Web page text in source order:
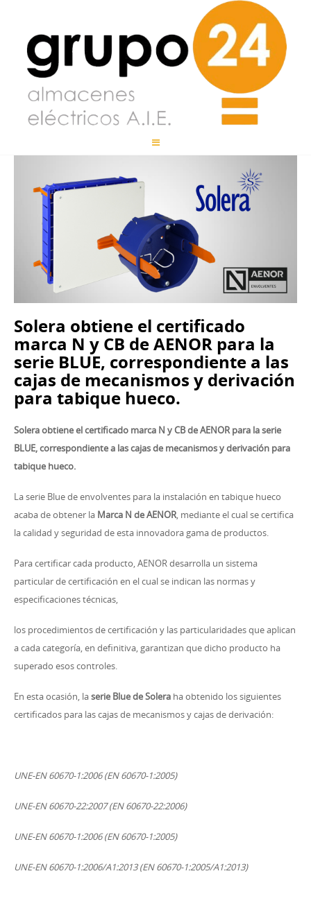
Solera obtiene el certificado
marca N y CB de AENOR para la
serie BLUE, correspondiente a las
cajas de mecanismos y derivación
para tabique hueco.
Solera obtiene el certificado marca N y CB de AENOR para la serie
BLUE, correspondiente a las cajas de mecanismos y derivación para
tabique hueco.
La serie Blue de envolventes para la instalación en tabique hueco
acaba de obtener la Marca N de AENOR, mediante el cual se certifica
la calidad y seguridad de esta innovadora gama de productos.
Para certificar cada producto, AENOR desarrolla un sistema
particular de certificación en el cual se indican las normas y
especificaciones técnicas,
los procedimientos de certificación y las particularidades que aplican
a cada categoría, en definitiva, garantizan que dicho producto ha
superado esos controles.
En esta ocasión, laserie Blue de Solera ha obtenido los siguientes
certificados para las cajas de mecanismos y cajas de derivación:
UNE-EN 60670-1:2006 (EN 60670-1:2005)
UNE-EN 60670-22:2007 (EN 60670-22:2006)
UNE-EN 60670-1:2006 (EN 60670-1:2005)
UNE-EN 60670-1:2006/A1:2013 (EN 60670-1:2005/A1:2013)